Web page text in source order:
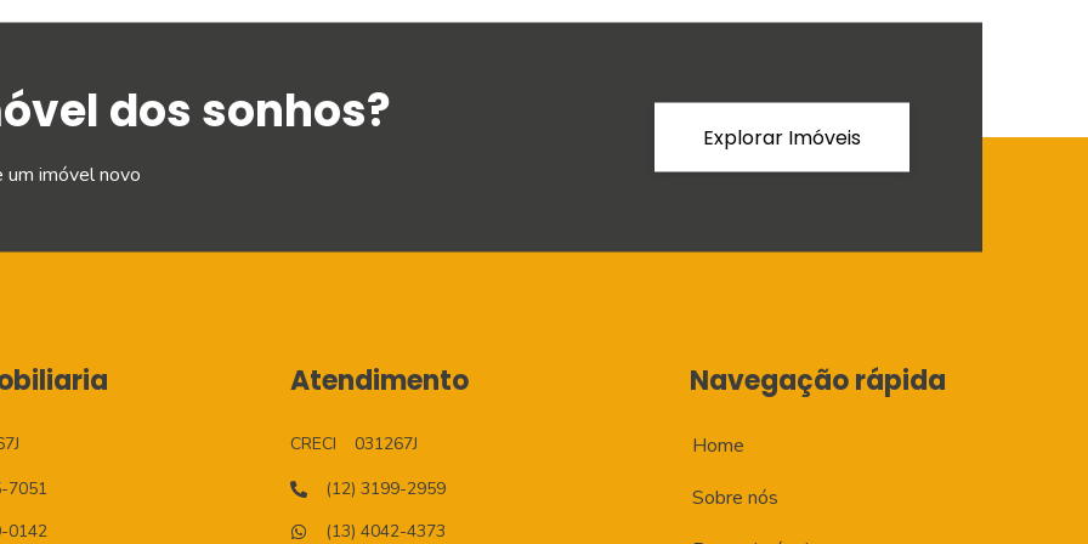
dos sonhos?
um imóvel novo
Explorar Imóveis
7051
0142
Atendimento
CRECI
031267J
(12) 3199-2959
(13) 4042-4373
Navegação rápida
Home
Sobre nós